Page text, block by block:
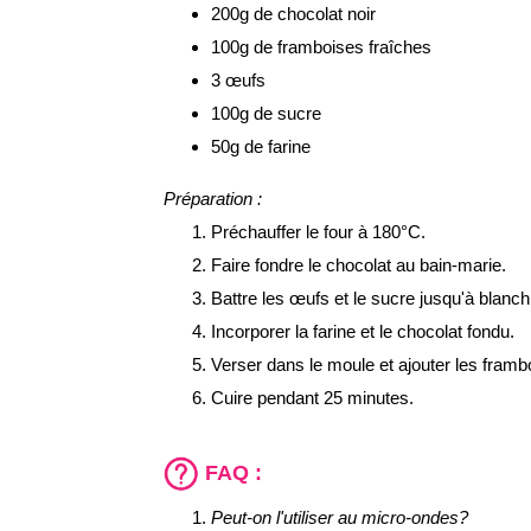
200g de chocolat noir
100g de framboises fraîches
3 œufs
100g de sucre
50g de farine
Préparation :
Préchauffer le four à 180°C.
Faire fondre le chocolat au bain-marie.
Battre les œufs et le sucre jusqu'à
Incorporer la farine et le chocolat fondu.
Verser dans le moule et ajouter les
Cuire pendant 25 minutes.
FAQ :
Peut-on l'utiliser au micro-ondes?